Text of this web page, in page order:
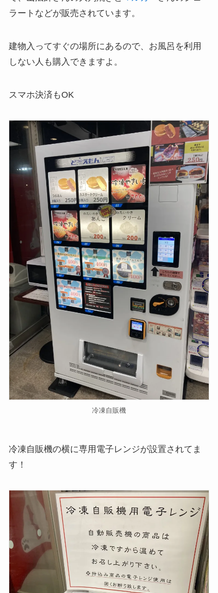
ラートなどが販売されています。
建物入ってすぐの場所にあるので、お風呂を利用
しない人も購入できますよ。
スマホ決済もOK
冷凍自販機
冷凍自販機の横に専用電子レンジが設置されてま
す！